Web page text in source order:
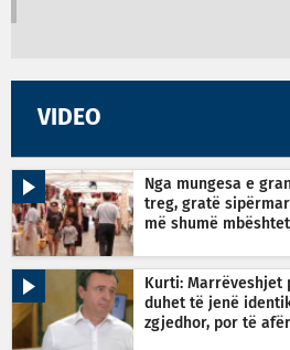
VIDEO
Nga mungesa e
treg, gratë
më shumë
Kurti: Marrëveshjet
duhet të jenë
zgjedhor, por të